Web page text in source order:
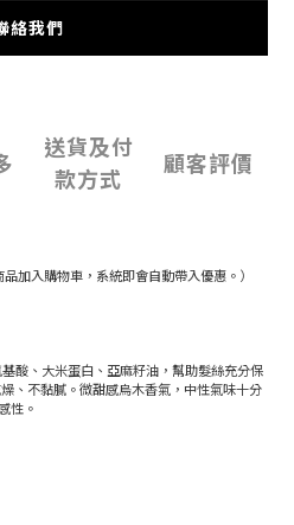
絡我們
送貨及付
款方式
顧客評價
加入購物車，系統即會自動帶入優惠。）
酸、大米蛋白、亞麻籽油，幫助髮絲充分保
、不黏膩。微甜感烏木香氣，中性氣味十分
性。